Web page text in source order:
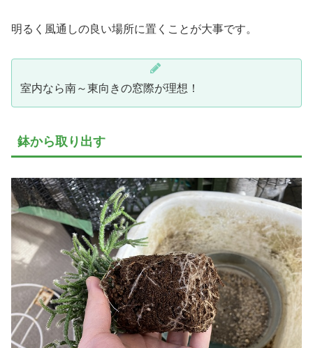
明るく風通しの良い場所に置くことが大事です。
室内なら南～東向きの窓際が理想！
鉢から取り出す